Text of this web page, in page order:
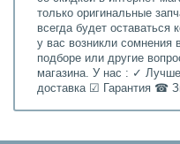
только оригинальные
всегда будет
у вас возникли сомнения
подборе или другие
магазина. У нас : ✓
доставка ☑ Гарантия ☎